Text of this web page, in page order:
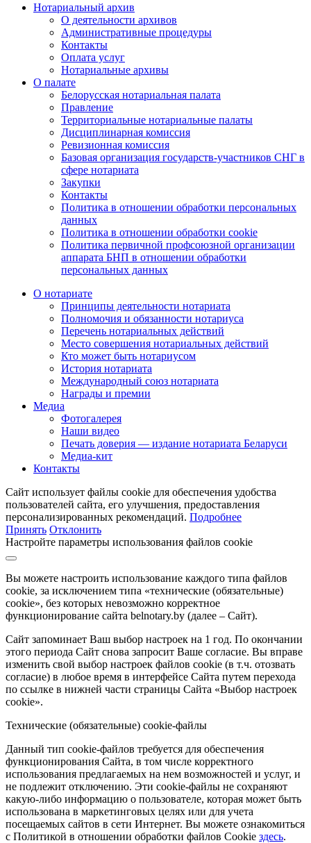
Нотариальный архив
О деятельности архивов
Административные процедуры
Контакты
Оплата услуг
Нотариальные архивы
О палате
Белорусская нотариальная палата
Правление
Территориальные нотариальные палаты
Дисциплинарная комиссия
Ревизионная комиссия
Базовая организация государств-участников СНГ в
сфере нотариата
Закупки
Контакты
Политика в отношении обработки персональных
данных
Политика в отношении обработки cookie
Политика первичной профсоюзной организации
аппарата БНП в отношении обработки
персональных данных
О нотариате
Принципы деятельности нотариата
Полномочия и обязанности нотариуса
Перечень нотариальных действий
Место совершения нотариальных действий
Кто может быть нотариусом
История нотариата
Международный союз нотариата
Награды и премии
Медиа
Фотогалерея
Наши видео
Печать доверия — издание нотариата Беларуси
Медиа-кит
Контакты
Сайт использует файлы cookie для обеспечения удобства
пользователей сайта, его улучшения, предоставления
персонализированных рекомендаций. Подробнее
Принять Отклонить
Настройте параметры использования файлов cookie
Вы можете настроить использование каждого типа файлов
cookie, за исключением типа «технические (обязательные)
cookie», без которых невозможно корректное
функционирование сайта belnotary.by (далее – Сайт).
Сайт запоминает Ваш выбор настроек на 1 год. По окончании
этого периода Сайт снова запросит Ваше согласие. Вы вправе
изменить свой выбор настроек файлов cookie (в т.ч. отозвать
согласие) в любое время в интерфейсе Сайта путем перехода
по ссылке в нижней части страницы Сайта «Выбор настроек
cookie».
Технические (обязательные) cookie-файлы
Данный тип cookie-файлов требуется для обеспечения
функционирования Сайта, в том числе корректного
использования предлагаемых на нем возможностей и услуг, и
не подлежит отключению. Эти cookie-файлы не сохраняют
какую-либо информацию о пользователе, которая может быть
использована в маркетинговых целях или для учета
посещаемых сайтов в сети Интернет. Вы можете ознакомиться
с Политикой в отношении обработки файлов Cookie здесь.